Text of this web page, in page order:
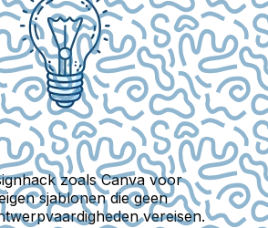
zoals Canva voor
sjablonen die geen
vereisen.